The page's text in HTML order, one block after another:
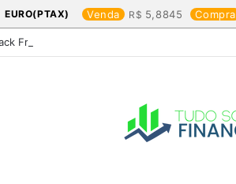
EURO(PTAX) Venda 5,8845 Compra
Friday: os produtos que mais valem a pena